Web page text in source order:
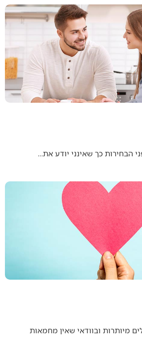
הבחירות כך שאינני יודע את…
מיותרות ובוודאי שאין מחמאות